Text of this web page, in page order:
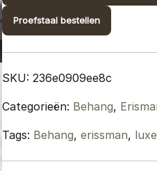
design
10402-
01
quantity
Proefstaal bestellen
SKU: 236e0909ee8c
Categorieën: Behang,
Tags: Behang, erissman,